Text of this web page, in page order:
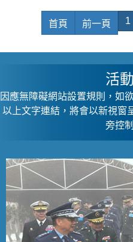
首頁 前一頁 1
活
因應無障礙網站設置規則，如
以上文字連結，將會以新視窗
旁控